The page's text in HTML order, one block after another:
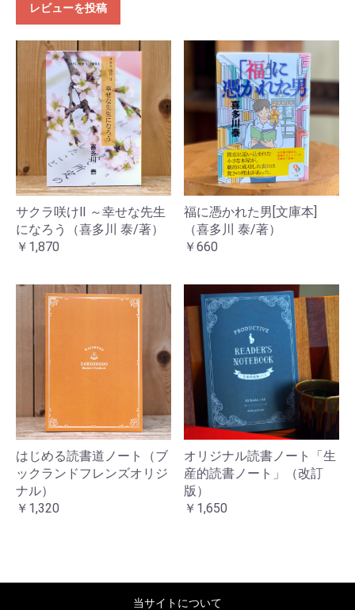
レビューを投稿
サクラ咲けⅡ ～幸せな先生
になろう（喜多川 泰/著）
￥1,870
福に憑かれた男[文庫本]
（喜多川 泰/著）
￥660
はじめる読書道ノート（ブ
ックランドフレンズオリジ
ナル）
￥1,320
オリジナル読書ノート「生
産的読書ノート」（改訂
版）
￥1,650
当サイトについて